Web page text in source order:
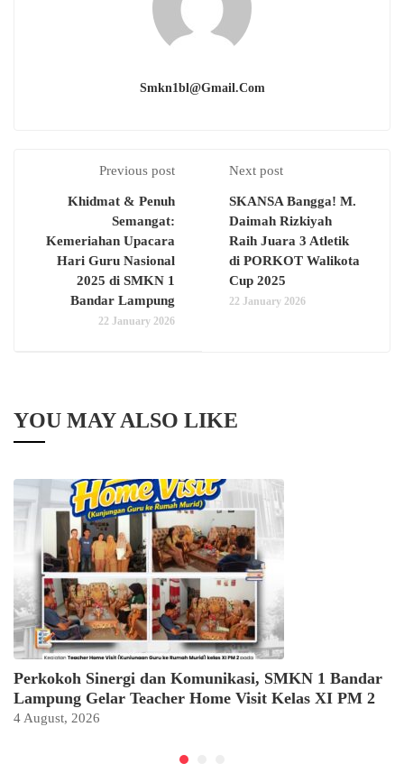
Smkn1bl@gmail.com
Previous post
Khidmat & Penuh
Semangat:
Kemeriahan Upacara
Hari Guru Nasional
2025 di SMKN 1
Bandar Lampung
22 January 2026
Next post
SKANSA Bangga! M.
Daimah Rizkiyah
Raih Juara 3 Atletik
di PORKOT Walikota
Cup 2025
22 January 2026
YOU MAY ALSO LIKE
Perkokoh Sinergi dan Komunikasi, SMKN 1 Bandar
Lampung Gelar Teacher Home Visit Kelas XI PM 2
4 August, 2026